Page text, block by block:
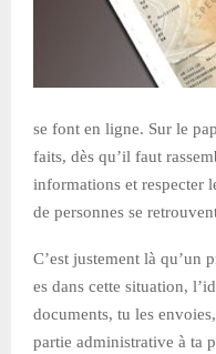
se font en ligne. Sur le
faits, dès qu’il faut
informations et respecter
de personnes se
C’est justement là qu’un
es dans cette situation,
documents, tu les
partie administrative à ta